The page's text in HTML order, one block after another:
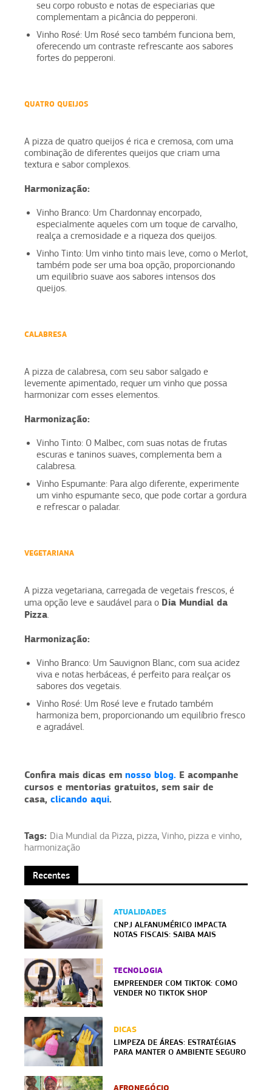
seu corpo robusto e notas de especiarias que
complementam a picância do pepperoni.
Vinho Rosé: Um Rosé seco também funciona bem,
oferecendo um contraste refrescante aos sabores
fortes do pepperoni.
QUATRO QUEIJOS
A pizza de quatro queijos é rica e cremosa, com uma
combinação de diferentes queijos que criam uma
textura e sabor complexos.
Harmonização:
Vinho Branco: Um Chardonnay encorpado,
especialmente aqueles com um toque de carvalho,
realça a cremosidade e a riqueza dos queijos.
Vinho Tinto: Um vinho tinto mais leve, como o Merlot,
também pode ser uma boa opção, proporcionando
um equilíbrio suave aos sabores intensos dos
queijos.
CALABRESA
A pizza de calabresa, com seu sabor salgado e
levemente apimentado, requer um vinho que possa
harmonizar com esses elementos.
Harmonização:
Vinho Tinto: O Malbec, com suas notas de frutas
escuras e taninos suaves, complementa bem a
calabresa.
Vinho Espumante: Para algo diferente, experimente
um vinho espumante seco, que pode cortar a gordura
e refrescar o paladar.
VEGETARIANA
A pizza vegetariana, carregada de vegetais frescos, é
uma opção leve e saudável para o Dia Mundial da
Pizza.
Harmonização:
Vinho Branco: Um Sauvignon Blanc, com sua acidez
viva e notas herbáceas, é perfeito para realçar os
sabores dos vegetais.
Vinho Rosé: Um Rosé leve e frutado também
harmoniza bem, proporcionando um equilíbrio fresco
e agradável.
Confira mais dicas em nosso blog. E acompanhe
cursos e mentorias gratuitos, sem sair de
casa, clicando aqui.
Tags: Dia Mundial da Pizza, pizza, Vinho, pizza e vinho,
harmonização
Recentes
ATUALIDADES
CNPJ ALFANUMÉRICO IMPACTA
NOTAS FISCAIS: SAIBA MAIS
TECNOLOGIA
EMPREENDER COM TIKTOK: COMO
VENDER NO TIKTOK SHOP
DICAS
LIMPEZA DE ÁREAS: ESTRATÉGIAS
PARA MANTER O AMBIENTE SEGURO
AFRONEGÓCIO